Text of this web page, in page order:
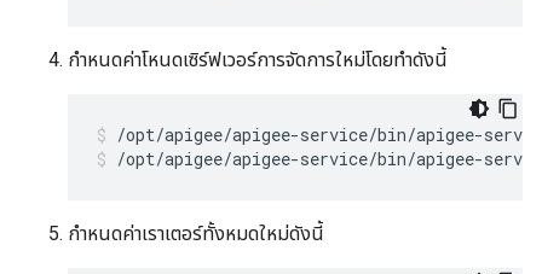
กำหนดค่าโหนดเซิร์ฟเวอร์การจัดการใหม่โดยทำดังนี้
/opt/apigee/apigee-service/bin/apigee-
/opt/apigee/apigee-service/bin/apigee-
กำหนดค่าเราเตอร์ทั้งหมดใหม่ดังนี้